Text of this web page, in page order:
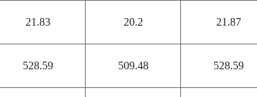
21.83 20.2 21.87
528.59 509.48 528.59